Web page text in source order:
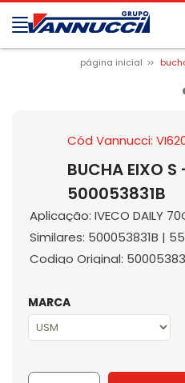
página inicial
Cód Vannucci:
BUCHA EIXO S
500053831B
Aplicação: IVECO DAILY
Similares: 500053831B |
Codigo Original:
MARCA